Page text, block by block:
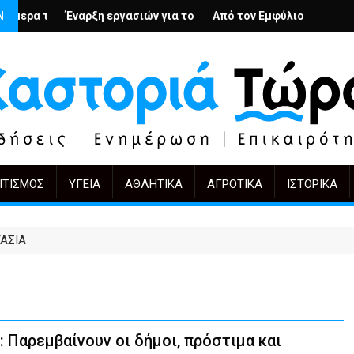
Ο Άρμιν Βέγκνερ απέναντι στη λήθη
για το Κέντρο Ημέρας Ολικής Φροντίδας στην Καστοριά
Από τον Εμφύλιο στην Πόλωση: το ίδιο έργο,
KIFF 51: Η εικόνα
ΥΓΕΊΑ ΑΘΛΗΤΙΚΆ ΑΓΡΟΤΙΚΆ ΙΣΤΟΡΙΚΆ
οι δήμοι, πρόστιμα και